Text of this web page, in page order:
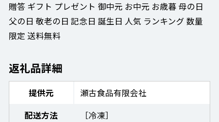
贈答 ギフト プレゼント 御中元 お中元 お歳暮 母の日
父の日 敬老の日 記念日 誕生日 人気 ランキング 数量
限定 送料無料
返礼品詳細
提供元
瀬古食品有限会社
配送方法
［冷凍］